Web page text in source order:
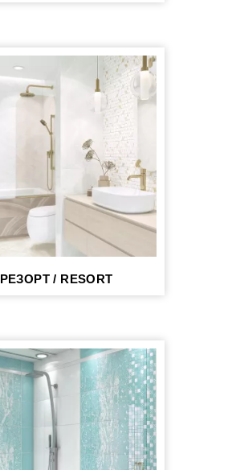
РЕЗОРТ / RESORT